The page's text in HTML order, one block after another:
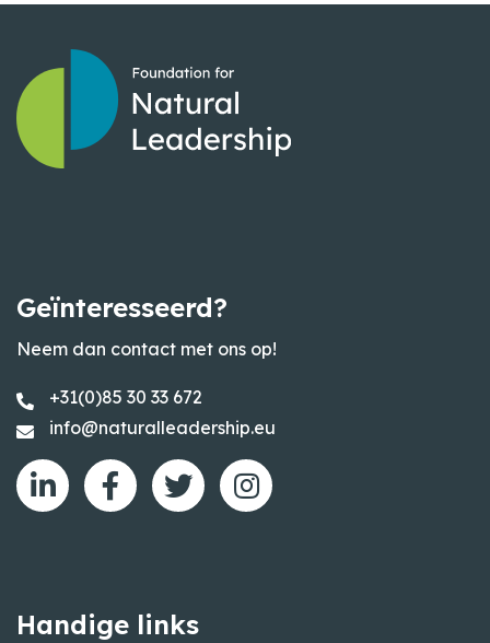
Geïnteresseerd?
Neem dan contact met ons op!
+31(0)85 30 33 672
info@naturalleadership.eu
Handige links